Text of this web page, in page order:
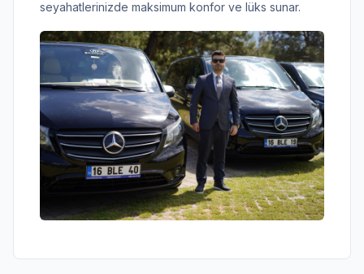
seyahatlerinizde maksimum konfor ve lüks sunar.